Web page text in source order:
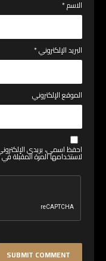
الاسم*
البريد الإلكتروني*
الموقع الإلكتروني
احفظ اسمي، بريدي
لاستخدامها المرة المقبلة